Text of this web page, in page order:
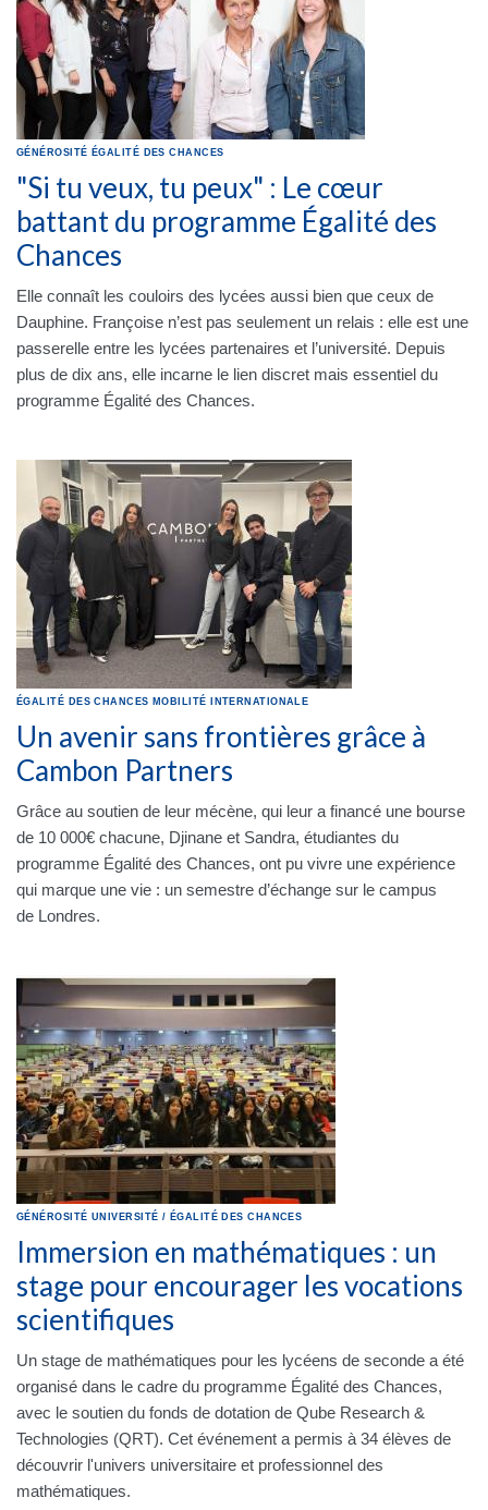
GÉNÉROSITÉ ÉGALITÉ DES CHANCES
"Si tu veux, tu peux" : Le cœur
battant du programme Égalité des
Chances
Elle connaît les couloirs des lycées aussi bien que ceux de
Dauphine. Françoise n’est pas seulement un relais : elle est une
passerelle entre les lycées partenaires et l’université. Depuis
plus de dix ans, elle incarne le lien discret mais essentiel du
programme Égalité des Chances.
ÉGALITÉ DES CHANCES MOBILITÉ INTERNATIONALE
Un avenir sans frontières grâce à
Cambon Partners
Grâce au soutien de leur mécène, qui leur a financé une bourse
de 10 000€ chacune, Djinane et Sandra, étudiantes du
programme Égalité des Chances, ont pu vivre une expérience
qui marque une vie : un semestre d’échange sur le campus
de Londres.
GÉNÉROSITÉ UNIVERSITÉ / ÉGALITÉ DES CHANCES
Immersion en mathématiques : un
stage pour encourager les vocations
scientifiques
Un stage de mathématiques pour les lycéens de seconde a été
organisé dans le cadre du programme Égalité des Chances,
avec le soutien du fonds de dotation de Qube Research &
Technologies (QRT). Cet événement a permis à 34 élèves de
découvrir l'univers universitaire et professionnel des
mathématiques.